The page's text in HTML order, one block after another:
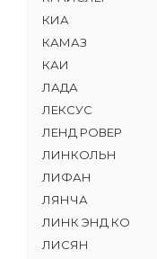
КИА
КАМАЗ
КАИ
ЛАДА
ЛЕКСУС
ЛЕНД РОВЕР
ЛИНКОЛЬН
ЛИФАН
ЛЯНЧА
ЛИНК ЭНД КО
ЛИСЯН